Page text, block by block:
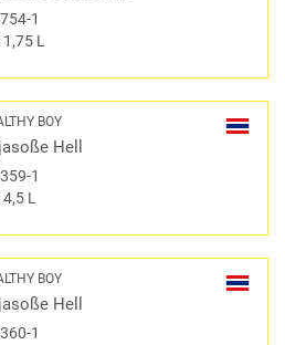
1
L
BOY
Hell
1
L
BOY
Hell
1